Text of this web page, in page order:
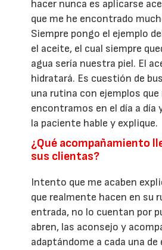
hacer nunca es aplicarse
que me he encontrado
Siempre pongo el ejemplo
el aceite, el cual siempre
agua sería nuestra piel. El
hidratará. Es cuestión de
una rutina con ejemplos que
encontramos en el día a día
la paciente hable y explique.
¿Qué acompañamiento
sus clientas?
Intento que me acaben
que realmente hacen en su
entrada, no lo cuentan por
abren, las aconsejo y
adaptándome a cada una de